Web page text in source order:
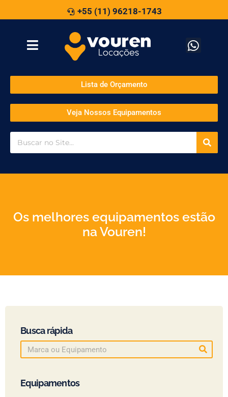
+55 (11) 96218-1743
Lista de Orçamento
Veja Nossos Equipamentos
Os melhores equipamentos estão
na Vouren!
Busca rápida
Equipamentos